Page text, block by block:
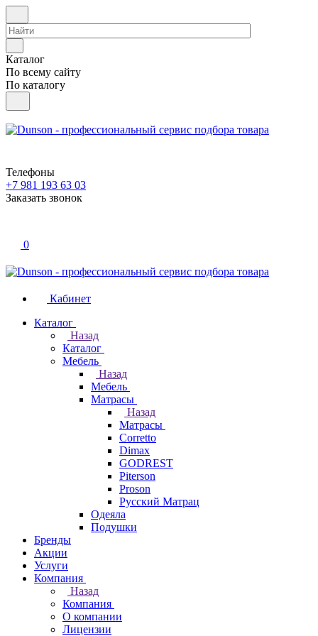
Каталог
По всему сайту
По каталогу
Телефоны
+7 981 193 63 03
Заказать звонок
0
Кабинет
Каталог
Назад
Каталог
Мебель
Назад
Мебель
Матрасы
Назад
Матрасы
Corretto
Dimax
GODREST
Piterson
Proson
Русский Матрац
Одеяла
Подушки
Бренды
Акции
Услуги
Компания
Назад
Компания
О компании
Лицензии